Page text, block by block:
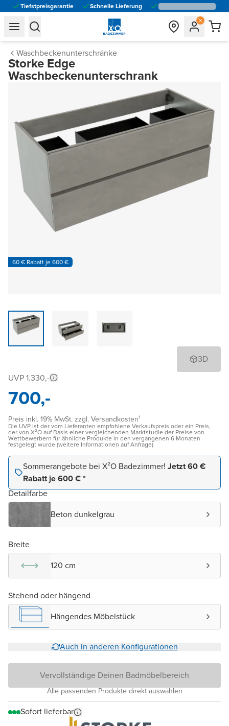
Tiefstpreisgarantie Schnelle Lieferung
general.navigation.toggle_menu.label
general.navigation.toggle_menu.label
Waschbeckenunterschränke
Storke Edge
Waschbeckenunterschrank
60 € Rabatt je 600 €
3D
UVP 1.330,-
700,-
Preis inkl. 19% MwSt. zzgl. Versandkosten¹
Die UVP ist der vom Lieferanten empfohlene Verkaufspreis oder ein Preis,
der von X²O auf Basis einer vergleichenden Marktstudie der Preise von
Wettbewerbern für ähnliche Produkte in den vergangenen 6 Monaten
festgelegt wurde (weitere Informationen auf Anfrage)
Sommerangebote bei X²O Badezimmer! Jetzt 60 €
Rabatt je 600 € *
Detailfarbe
Beton dunkelgrau
Breite
120 cm
Stehend oder hängend
Hängendes Möbelstück
Auch in anderen Konfigurationen
Vervollständige Deinen Badmöbelbereich
Alle passenden Produkte direkt auswählen
Sofort lieferbar